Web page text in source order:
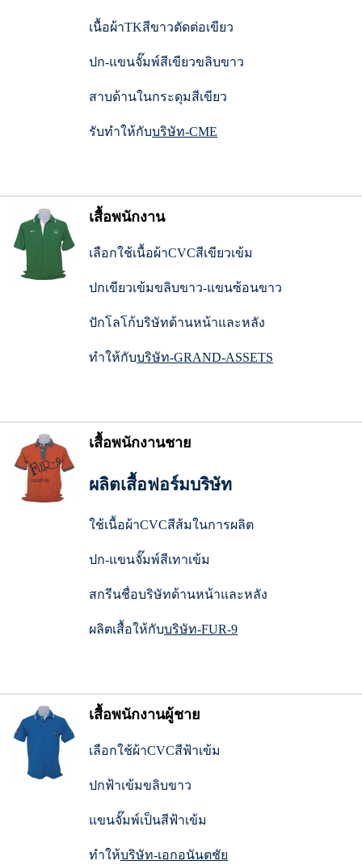
เนื้อผ้าTKสีขาวตัดต่อเขียว
ปก-แขนจั๊มพ์สีเขียวขลิบขาว
สาบด้านในกระดุมสีเขียว
รับทำให้กับบริษัท-CME
เสื้อพนักงาน
เลือกใช้เนื้อผ้าCVCสีเขียวเข้ม
ปกเขียวเข้มขลิบขาว-แขนซ้อนขาว
ปักโลโก้บริษัทด้านหน้าและหลัง
ทำให้กับบริษัท-GRAND-ASSETS
เสื้อพนักงานชาย
ผลิตเสื้อฟอร์มบริษัท
ใช้เนื้อผ้าCVCสีส้มในการผลิต
ปก-แขนจั๊มพ์สีเทาเข้ม
สกรีนชื่อบริษัทด้านหน้าและหลัง
ผลิตเสื้อให้กับบริษัท-FUR-9
เสื้อพนักงานผู้ชาย
เลือกใช้ผ้าCVCสีฟ้าเข้ม
ปกฟ้าเข้มขลิบขาว
แขนจั๊มพ์เป็นสีฟ้าเข้ม
ทำให้บริษัท-เอกอนันตชัย